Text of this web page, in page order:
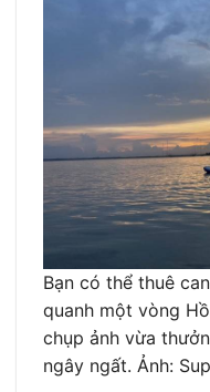
Bạn có thể thuê
quanh một vòng
chụp ảnh vừa
ngây ngất. Ảnh: